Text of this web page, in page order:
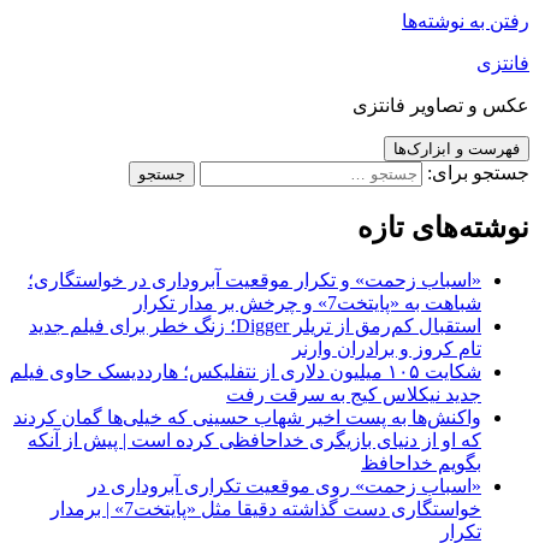
رفتن به نوشته‌ها
فانتزی
عکس و تصاویر فانتزی
فهرست و ابزارک‌ها
جستجو برای:
نوشته‌های تازه
«اسباب زحمت» و تکرار موقعیت آبروداری در خواستگاری؛
شباهت به «پایتخت7» و چرخش بر مدار تکرار
استقبال کم‌رمق از تریلر Digger؛ زنگ خطر برای فیلم جدید
تام کروز و برادران وارنر
شکایت ۱۰۵ میلیون دلاری از نتفلیکس؛ هارددیسک حاوی فیلم
جدید نیکلاس کیج به سرقت رفت
واکنش‌ها به پست اخیر شهاب حسینی که خیلی‌ها گمان کردند
که او از دنیای بازیگری خداحافظی کرده است | پیش از آنکه
بگویم خداحافظ
«اسباب زحمت» روی موقعیت تکراری آبروداری در
خواستگاری دست گذاشته دقیقا مثل «پایتخت7» | برمدار
تکرار